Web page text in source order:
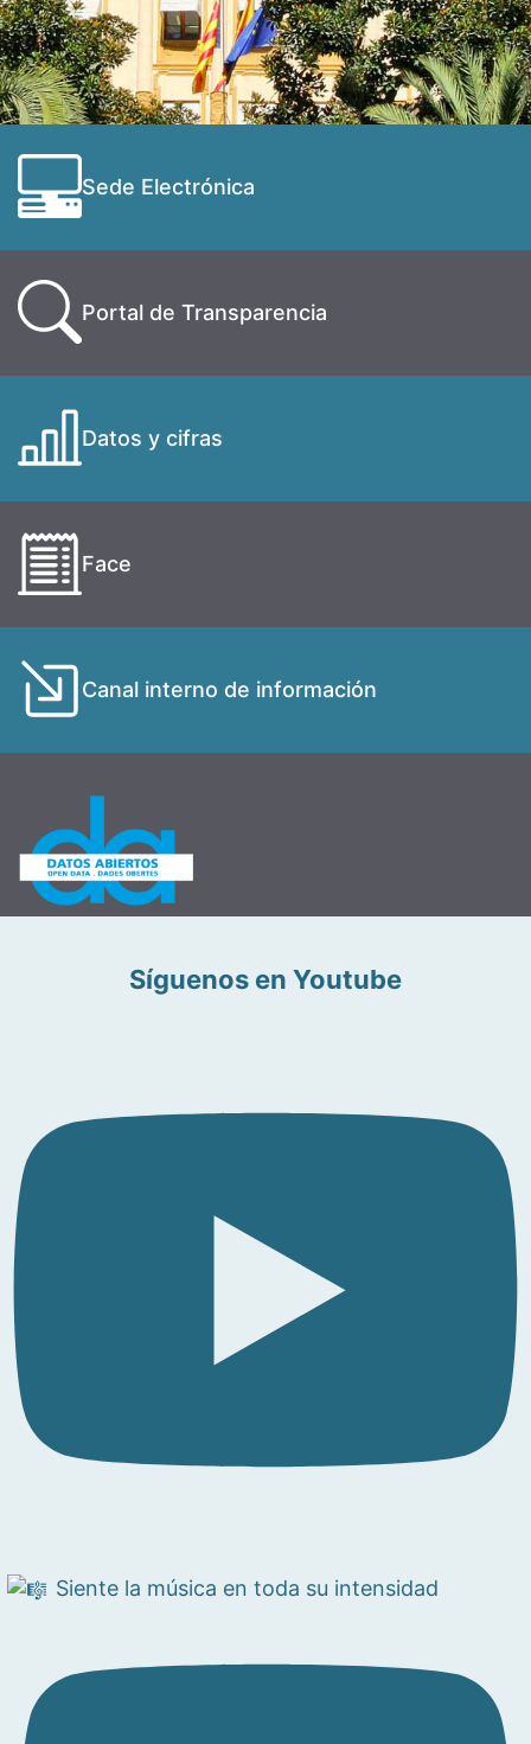
Sede Electrónica
Portal de Transparencia
Datos y cifras
Face
Canal interno de información
Síguenos en Youtube
Siente la música en toda su intensidad